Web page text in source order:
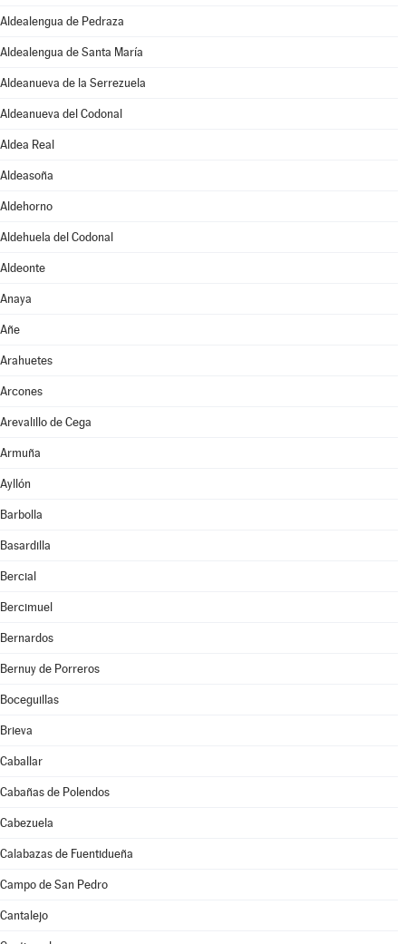
Aldealengua de Pedraza
Aldealengua de Santa María
Aldeanueva de la Serrezuela
Aldeanueva del Codonal
Aldea Real
Aldeasoña
Aldehorno
Aldehuela del Codonal
Aldeonte
Anaya
Añe
Arahuetes
Arcones
Arevalillo de Cega
Armuña
Ayllón
Barbolla
Basardilla
Bercial
Bercimuel
Bernardos
Bernuy de Porreros
Boceguillas
Brieva
Caballar
Cabañas de Polendos
Cabezuela
Calabazas de Fuentidueña
Campo de San Pedro
Cantalejo